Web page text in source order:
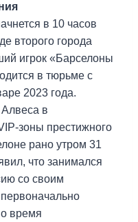
в 10 часов
второго города
игрок «Барселоны
в тюрьме с
2023 года.
в
зоны престижного
рано утром 31
что занимался
со своим
время